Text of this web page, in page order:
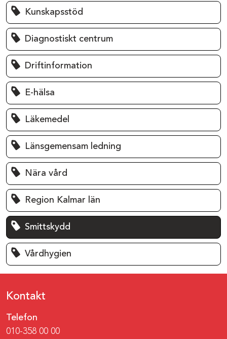
Kunskapsstöd
Diagnostiskt centrum
Driftinformation
E-hälsa
Läkemedel
Länsgemensam ledning
Nära vård
Region Kalmar län
Smittskydd
Vårdhygien
Kontakt
Telefon
010-358 00 00